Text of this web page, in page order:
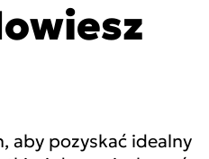
aby pozyskać idealny